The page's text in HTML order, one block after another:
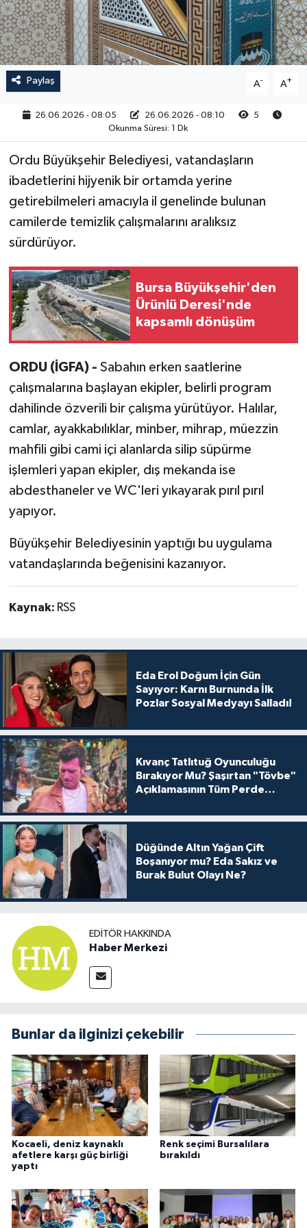
Paylaş A- A+
26.06.2026 - 08:05 26.06.2026 - 08:10
5
Okunma Süresi: 1 Dk
Ordu Büyükşehir Belediyesi, vatandaşların
ibadetlerini hijyenik bir ortamda yerine
getirebilmeleri amacıyla il genelinde bulunan
camilerde temizlik çalışmalarını aralıksız
sürdürüyor.
Bursa Büyükşehir'den
Ürünlü Deresi'nde
kapsamlı dönüşüm
ORDU (İGFA) - Sabahın erken saatlerine
çalışmalarına başlayan ekipler, belirli program
dahilinde özverili bir çalışma yürütüyor. Halılar,
camlar, ayakkabılıklar, minber, mihrap, müezzin
mahfili gibi cami içi alanlarda silip süpürme
işlemleri yapan ekipler, dış mekanda ise
abdesthaneler ve WC'leri yıkayarak pırıl pırıl
yapıyor.
Büyükşehir Belediyesinin yaptığı bu uygulama
vatandaşlarında beğenisini kazanıyor.
Kaynak: RSS
Eda Erol Doğum İçin Gün
Sayıyor: Karnı Burnunda İlk
Pozlar Sosyal Medyayı Salladı!
Kıvanç Tatlıtuğ Oyunculuğu
Bırakıyor Mu? Şaşırtan "Tövbe"
Açıklamasının Tüm Perde
Düğünde Altın Yağan Çift
Boşanıyor mu? Eda Sakız ve
Burak Bulut Olayı Ne?
EDITÖR HAKKINDA
Haber Merkezi
Bunlar da ilginizi çekebilir
Kocaeli, deniz kaynaklı
afetlere karşı güç birliği
yaptı
Renk seçimi Bursalılara
bırakıldı
RESMİ İLAN